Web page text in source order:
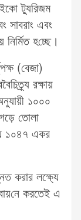
ইকো ট্যুরিজম
সাবরাং এবং
হ‌চ্ছে।
(বেজা)
রক্ষায়
১০০০
তোলা
১০৪৭ একর
করার লক্ষ্যে
করতেই এ